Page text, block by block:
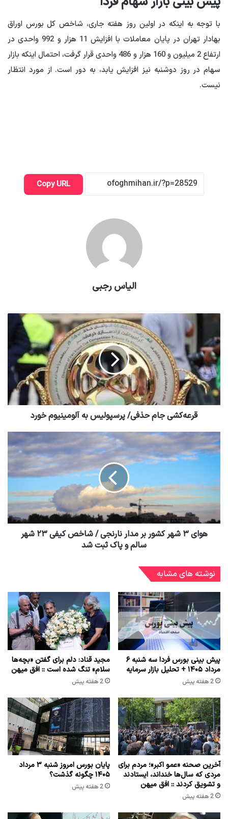
با توجه به اینکه در اولین روز هفته جاری، شاخص کل بورس اوراق
بهادار تهران در پایان معاملات با افزایش 11 هزار و 992 واحدی در
ارتفاع 2 میلیون و 160 هزار و 486 واحدی قرار گرفت، احتمال اینکه بازار
سهام در روز دوشنبه نیز افزایش یابد، به دور است. از مورد انتظار
نیست.
Copy URL
الیاس رجبی
قرعه‌کشی جام حذفی/ پرسپولیس به آلومینیوم خورد
هوای ۳ شهر کشور بر مدار نارنجی / شاخص کیفی ۲۳ شهر
سالم و پاک ثبت شد
نوشته های مشابه
پیش بینی بورس فردا سه شنبه ۶
مرداد ۱۴۰۵ + تحلیل بازار سرمایه
2 هفته پیش
مجید قناد: دلم برای گفتن «بچه‌ها
سلام» تنگ شده است :: افق میهن
2 هفته پیش
آخرین صحنه «عمو اکبر»؛ مردم برای
مردی که سال‌ها خنداند، ایستادند
و تشویق کردند :: افق میهن
2 هفته پیش
پایان بورس امروز شنبه ۳ مرداد
۱۴۰۵ چگونه گذشت؟
2 هفته پیش